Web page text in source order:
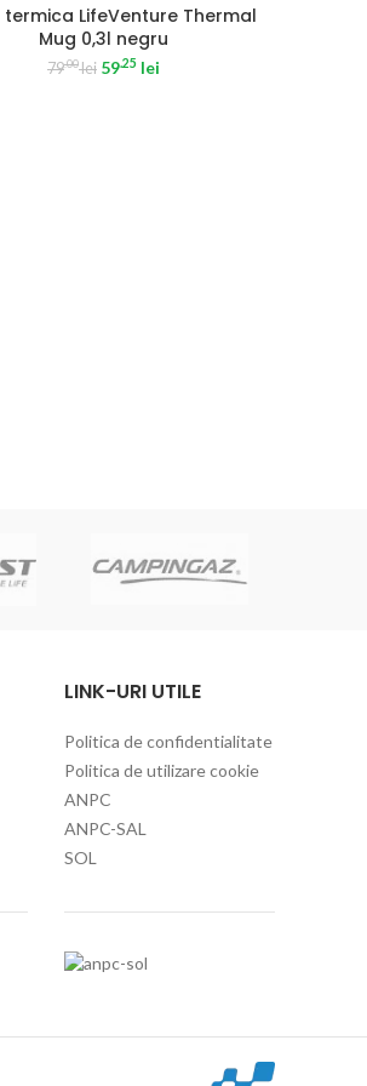
termica LifeVenture Thermal
Mug 0,3l negru
79.00lei 59.25 lei
LINK-URI UTILE
Politica de confidentialitate
Politica de utilizare cookie
ANPC
ANPC-SAL
SOL